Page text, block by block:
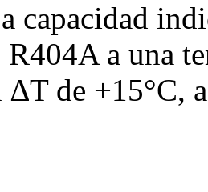
capacidad
a una
de +15°C,